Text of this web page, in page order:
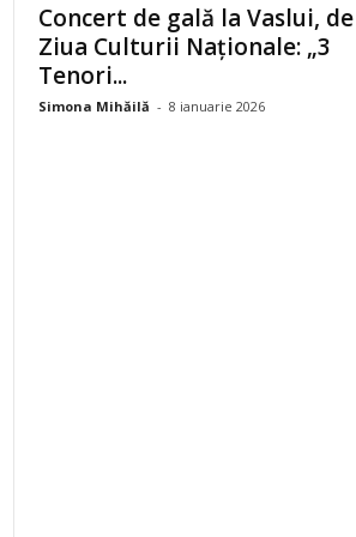
Concert de gală la Vaslui, de
Ziua Culturii Naționale: „3
Tenori...
Simona Mihăilă - 8 ianuarie 2026